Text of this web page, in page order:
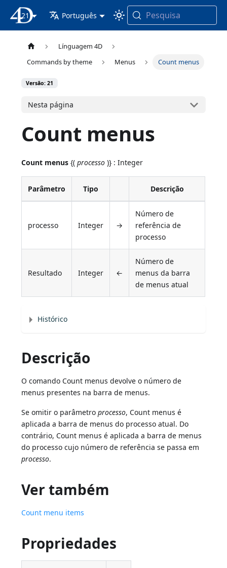
Documentação 4D
21 Português Pesquisa
Línguagem 4D
Commands by theme
Menus Count menus
Versão: 21
Nesta página
Count menus
Count menus {(processo )} : Integer
Parâmetro Tipo Descrição
processo Integer →
Número de
referência de
processo
Resultado Integer ←
Número de
menus da barra
de menus atual
Histórico
Descrição
O comando Count menus devolve o número de
menus presentes na barra de menus.
Se omitir o parâmetroprocesso, Count menus é
aplicada a barra de menus do processo atual. Do
contrário, Count menus é aplicada a barra de menus
do processo cujo número de referência se passa em
processo.
Ver também
Count menu items
Propriedades